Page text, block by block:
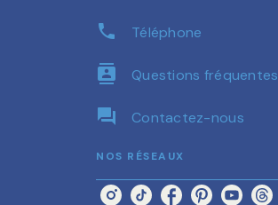
phone Téléphone
contacts Questions fréquentes
question_answer Contactez-nous
NOS RÉSEAUX